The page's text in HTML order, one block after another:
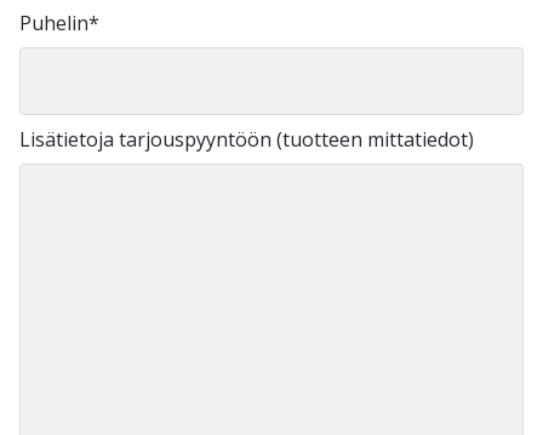
Puhelin*
Lisätietoja tarjouspyyntöön (tuotteen mittatiedot)